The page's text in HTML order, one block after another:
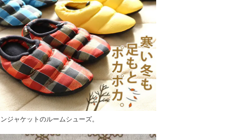
ジャケットのルームシューズ。